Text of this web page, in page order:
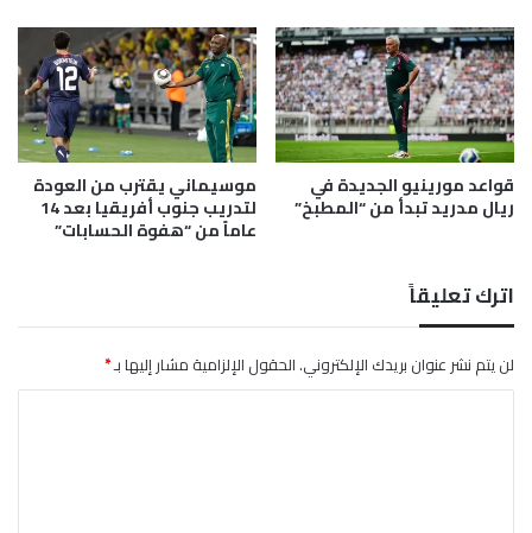
ا
د
ي
ط
ف
و
ل
ت
ش
ب
ي
ل
ي
قواعد مورينيو الجديدة في
ريال مدريد تبدأ من “المطبخ”
موسيماني يقترب من العودة
لتدريب جنوب أفريقيا بعد 14
عاماً من “هفوة الحسابات”
اترك تعليقاً
لن يتم نشر عنوان بريدك الإلكتروني.الحقول الإلزامية مشار إليها بـ*